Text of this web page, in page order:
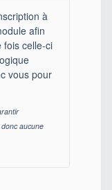
à
afin
fois celle-ci
vous pour
aucune